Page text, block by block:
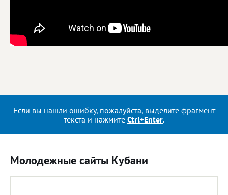
Если вы нашли ошибку, пожалуйста, выделите фрагмент
текста и нажмите Ctrl+Enter.
Молодежные сайты Кубани